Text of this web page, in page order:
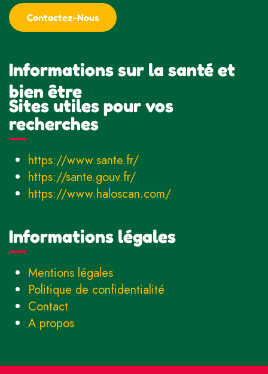
Contactez-Nous
Informations sur la santé et
bien être
Sites utiles pour vos
recherches
https://www.sante.fr/
https://sante.gouv.fr/
https://www.haloscan.com/
Informations légales
Mentions légales
Politique de confidentialité
Contact
A propos